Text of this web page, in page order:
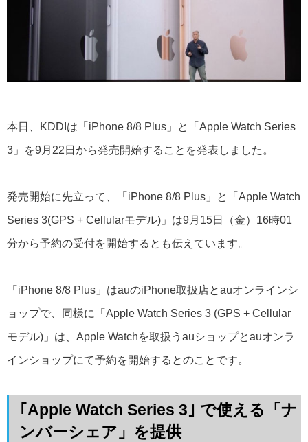
本日、KDDIは「iPhone 8/8 Plus」と「Apple Watch Series
3」を9月22日から発売開始することを発表しました。
発売開始に先立って、「iPhone 8/8 Plus」と「Apple Watch
Series 3(GPS + Cellularモデル)」は9月15日（金）16時01
分から予約の受付を開始するとも伝えています。
「iPhone 8/8 Plus」はauのiPhone取扱店とauオンラインシ
ョップで、同様に「Apple Watch Series 3 (GPS + Cellular
モデル)」は、Apple Watchを取扱うauショップとauオンラ
インショップにて予約を開始するとのことです。
｢Apple Watch Series 3｣ で使える「ナ
ンバーシェア」を提供